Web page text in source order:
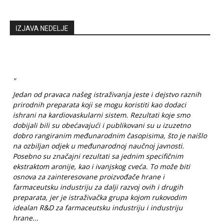
IZJAVA NEDELJE
"
Jedan od pravaca našeg istraživanja jeste i dejstvo raznih
prirodnih preparata koji se mogu koristiti kao dodaci
ishrani na kardiovaskularni sistem. Rezultati koje smo
dobijali bili su obećavajući i publikovani su u izuzetno
dobro rangiranim međunarodnim časopisima, što je naišlo
na ozbiljan odjek u međunarodnoj naučnoj javnosti.
Posebno su značajni rezultati sa jednim specifičnim
ekstraktom aronije, kao i ivanjskog cveća. To može biti
osnova za zainteresovane proizvođače hrane i
farmaceutsku industriju za dalji razvoj ovih i drugih
preparata, jer je istraživačka grupa kojom rukovodim
idealan R&D za farmaceutsku industriju i industriju
hrane...